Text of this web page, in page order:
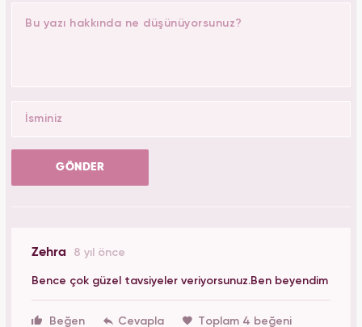
GÖNDER
Zehra 8 yıl önce
Bence çok güzel tavsiyeler veriyorsunuz.Ben beyendim
Beğen Toplam 4 beğeni